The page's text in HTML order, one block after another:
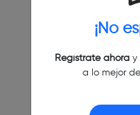
¡No
Regístrate ahoray
a lo mejor